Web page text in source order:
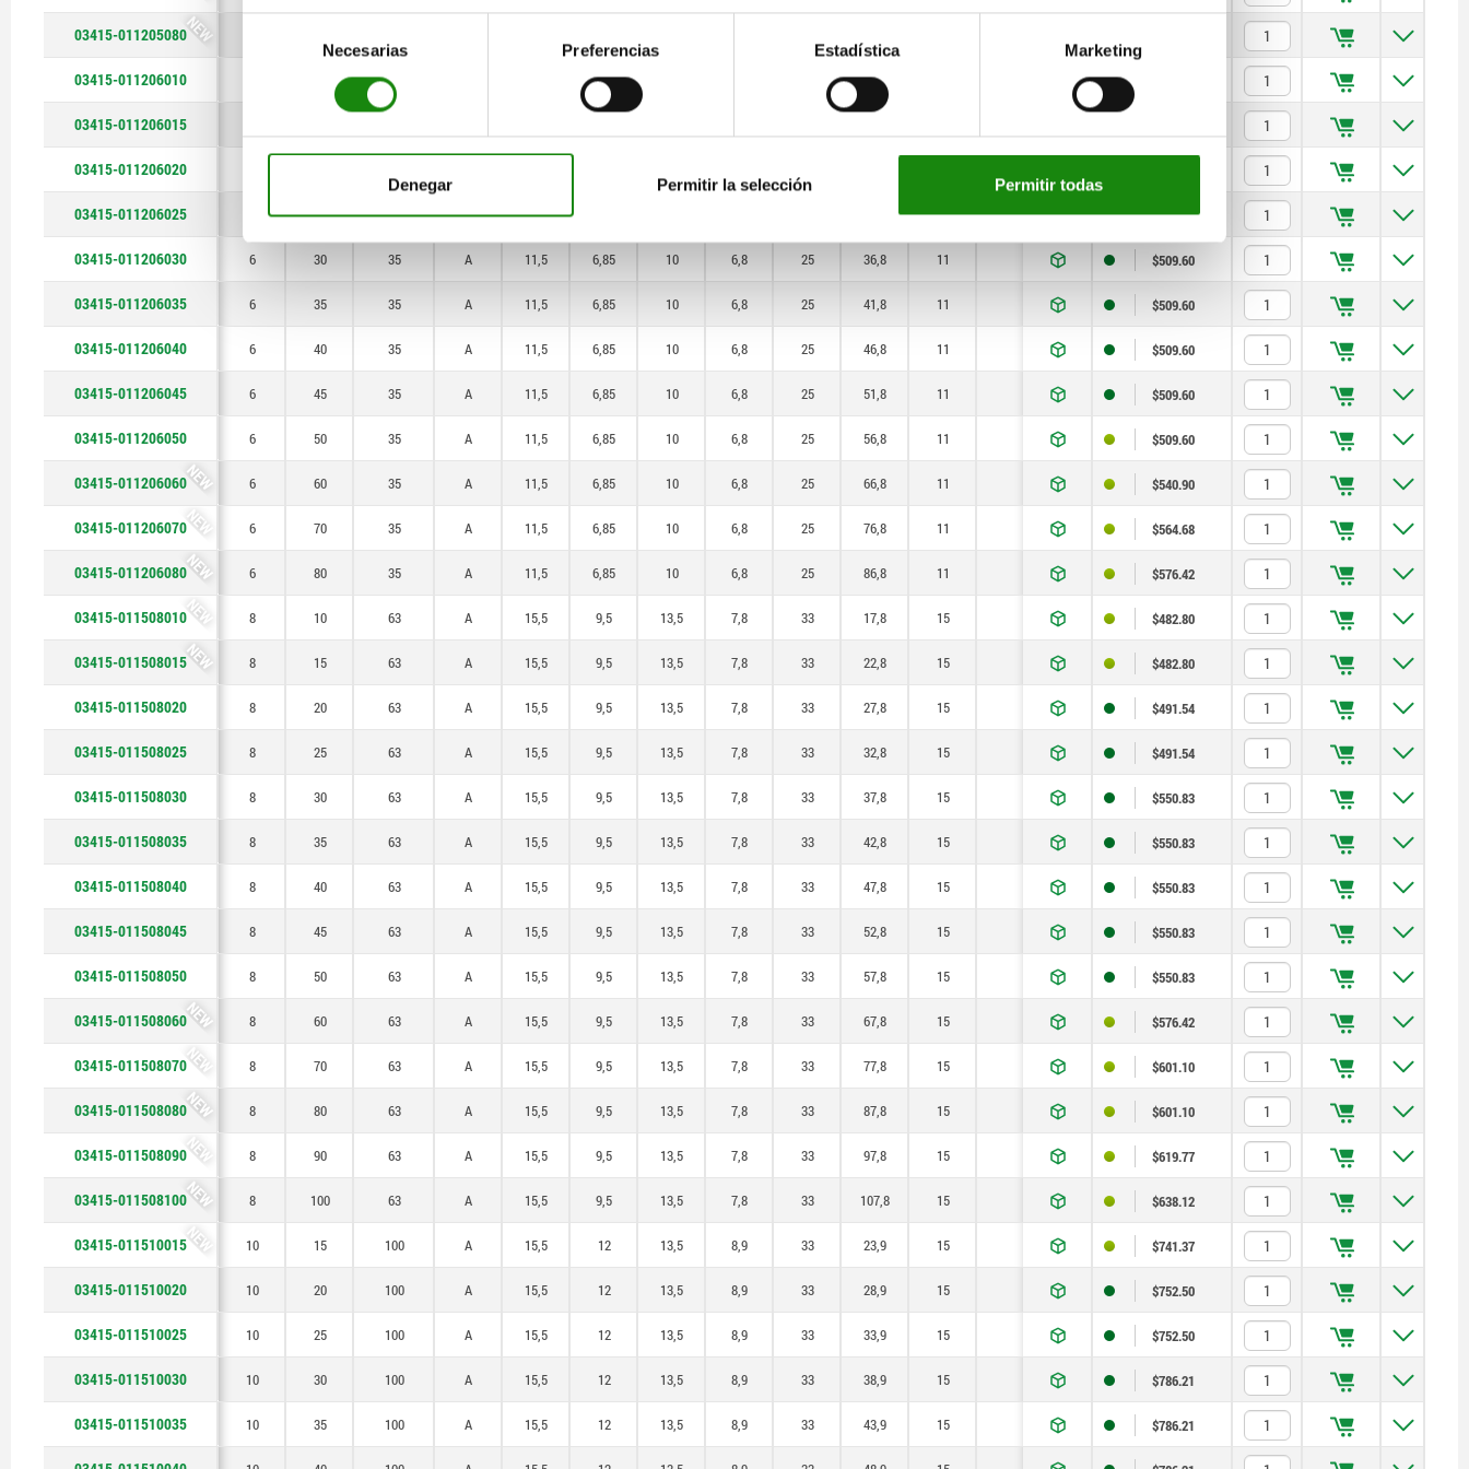
consentimiento
Necesarias Preferencias Estadística Marketing
Denegar Permitir la selección Permitir todas
130
140
150
NEW
03415-011205080
03415-011206010 35 6,85 16,8
03415-011206015
03415-011206020
03415-011206025 25 35 A 11,5 11 6 $459.93
03415-011206030 6 30 35 A 11,5 6,85 10 6,8 25 36,8 11 $509.60
03415-011206035 6 35 35 A 11,5 6,85 10 6,8 25 41,8 11 $509.60
03415-011206040 6 40 35 A 11,5 6,85 10 6,8 25 46,8 11 $509.60
03415-011206045 6 45 35 A 11,5 6,85 10 6,8 25 51,8 11 $509.60
03415-011206050 6 50 35 A 11,5 6,85 10 6,8 25 56,8 11 $509.60
NEW
03415-011206060 6 60 35 A 11,5 6,85 10 6,8 25 66,8 11 $540.90
NEW
03415-011206070 6 70 35 A 11,5 6,85 10 6,8 25 76,8 11 $564.68
NEW
03415-011206080 6 80 35 A 11,5 6,85 10 6,8 25 86,8 11 $576.42
NEW
03415-011508010 8 10 63 A 15,5 9,5 13,5 7,8 33 17,8 15 $482.80
NEW
03415-011508015 8 15 63 A 15,5 9,5 13,5 7,8 33 22,8 15 $482.80
03415-011508020 8 20 63 A 15,5 9,5 13,5 7,8 33 27,8 15 $491.54
03415-011508025 8 25 63 A 15,5 9,5 13,5 7,8 33 32,8 15 $491.54
03415-011508030 8 30 63 A 15,5 9,5 13,5 7,8 33 37,8 15 $550.83
03415-011508035 8 35 63 A 15,5 9,5 13,5 7,8 33 42,8 15 $550.83
03415-011508040 8 40 63 A 15,5 9,5 13,5 7,8 33 47,8 15 $550.83
03415-011508045 8 45 63 A 15,5 9,5 13,5 7,8 33 52,8 15 $550.83
03415-011508050 8 50 63 A 15,5 9,5 13,5 7,8 33 57,8 15 $550.83
NEW
03415-011508060 8 60 63 A 15,5 9,5 13,5 7,8 33 67,8 15 $576.42
NEW
03415-011508070 8 70 63 A 15,5 9,5 13,5 7,8 33 77,8 15 $601.10
NEW
03415-011508080 8 80 63 A 15,5 9,5 13,5 7,8 33 87,8 15 $601.10
NEW
03415-011508090 8 90 63 A 15,5 9,5 13,5 7,8 33 97,8 15 $619.77
NEW
03415-011508100 8 100 63 A 15,5 9,5 13,5 7,8 33 107,8 15 $638.12
NEW
03415-011510015 10 15 100 A 15,5 12 13,5 8,9 33 23,9 15 $741.37
03415-011510020 10 20 100 A 15,5 12 13,5 8,9 33 28,9 15 $752.50
03415-011510025 10 25 100 A 15,5 12 13,5 8,9 33 33,9 15 $752.50
03415-011510030 10 30 100 A 15,5 12 13,5 8,9 33 38,9 15 $786.21
03415-011510035 10 35 100 A 15,5 12 13,5 8,9 33 43,9 15 $786.21